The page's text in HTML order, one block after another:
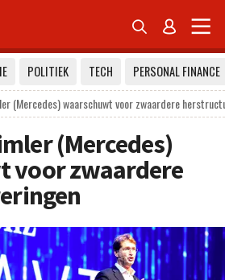
 
POLITIEK TECH
PERSONAL FINANCE
(Mercedes) waarschuwt voor zwaardere
(Mercedes)
voor zwaardere